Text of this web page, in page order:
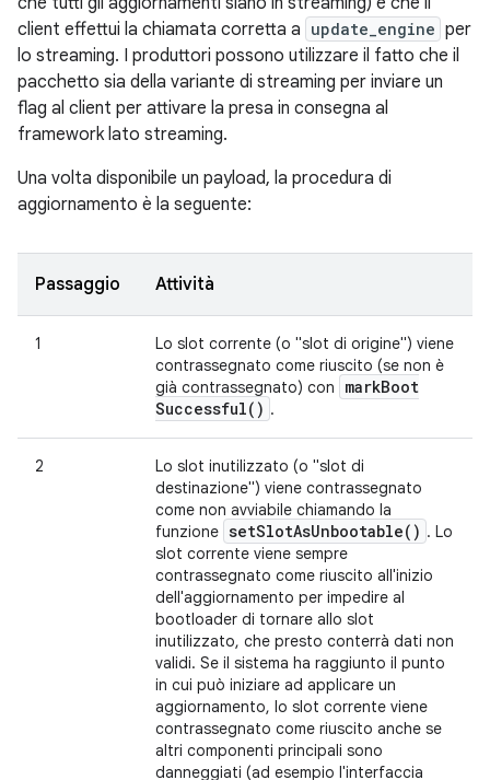
client effettui la chiamata corretta a update_engine per
lo streaming. I produttori possono utilizzare il fatto che il
pacchetto sia della variante di streaming per inviare un
flag al client per attivare la presa in consegna al
framework lato streaming.
Una volta disponibile un payload, la procedura di
aggiornamento è la seguente:
Passaggio Attività
1
Lo slot corrente (o "slot di origine") viene
contrassegnato come riuscito (se non è
già contrassegnato) con
markBoot
Successful( ) .
2
Lo slot inutilizzato (o "slot di
destinazione") viene contrassegnato
come non avviabile chiamando la
funzione setSlotAsUnbootable( ) . Lo
slot corrente viene sempre
contrassegnato come riuscito all'inizio
dell'aggiornamento per impedire al
bootloader di tornare allo slot
inutilizzato, che presto conterrà dati non
validi. Se il sistema ha raggiunto il punto
in cui può iniziare ad applicare un
aggiornamento, lo slot corrente viene
contrassegnato come riuscito anche se
altri componenti principali sono
danneggiati (ad esempio l'interfaccia